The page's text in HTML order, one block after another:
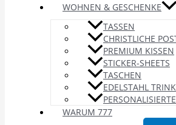
WOHNEN & GESCHENKE
TASSEN
CHRISTLICHE
PREMIUM KISSEN
STICKER-SHEETS
TASCHEN
EDELSTAHL
WARUM 777